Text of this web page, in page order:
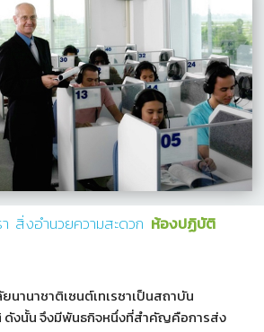
สิ่งอำนวยความสะดวก ห้องปฏิบัติ
นานาชาติเซนต์เทเรซาเป็นสถาบัน
ดังนั้น จึงมีพันธกิจหนึ่งที่สำคัญคือการส่ง